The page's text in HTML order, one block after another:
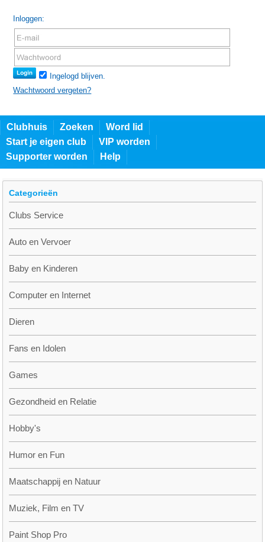
Inloggen:
Ingelogd blijven.
Wachtwoord vergeten?
Clubhuis Zoeken
Word lid
Start je eigen club
VIP worden
Supporter worden
Help
Categorieën
Clubs Service
Auto en Vervoer
Baby en Kinderen
Computer en Internet
Dieren
Fans en Idolen
Games
Gezondheid en Relatie
Hobby's
Humor en Fun
Maatschappij en Natuur
Muziek, Film en TV
Paint Shop Pro